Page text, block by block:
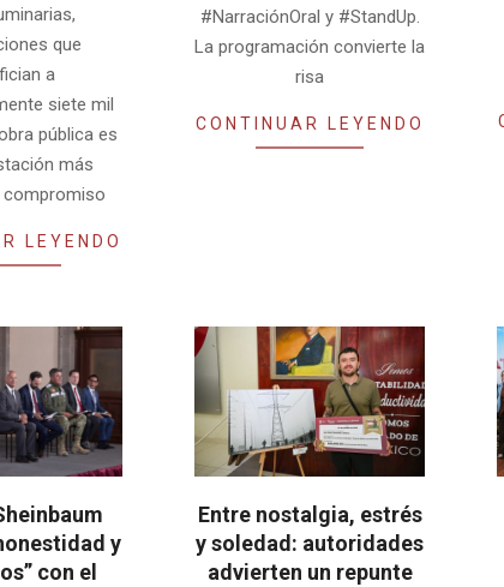
que
a
siete mil
pública es
más
compromiso
LEYENDO
#NarraciónOral y #StandUp.
La programación convierte la
risa
CONTINUAR LEYENDO
y
con el
Entre nostalgia, estrés
y soledad: autoridades
advierten un repunte